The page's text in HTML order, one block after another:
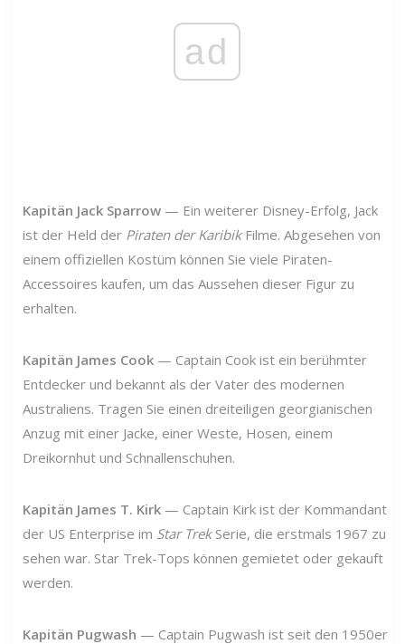
ad
Kapitän Jack Sparrow — Ein weiterer Disney-Erfolg, Jack
ist der Held der Piraten der KaribikFilme. Abgesehen von
einem offiziellen Kostüm können Sie viele Piraten-
Accessoires kaufen, um das Aussehen dieser Figur zu
erhalten.
Kapitän James Cook — Captain Cook ist ein berühmter
Entdecker und bekannt als der Vater des modernen
Australiens. Tragen Sie einen dreiteiligen georgianischen
Anzug mit einer Jacke, einer Weste, Hosen, einem
Dreikornhut und Schnallenschuhen.
Kapitän James T. Kirk — Captain Kirk ist der Kommandant
der US Enterprise im Star TrekSerie, die erstmals 1967 zu
sehen war. Star Trek-Tops können gemietet oder gekauft
werden.
Kapitän Pugwash — Captain Pugwash ist seit den 1950er